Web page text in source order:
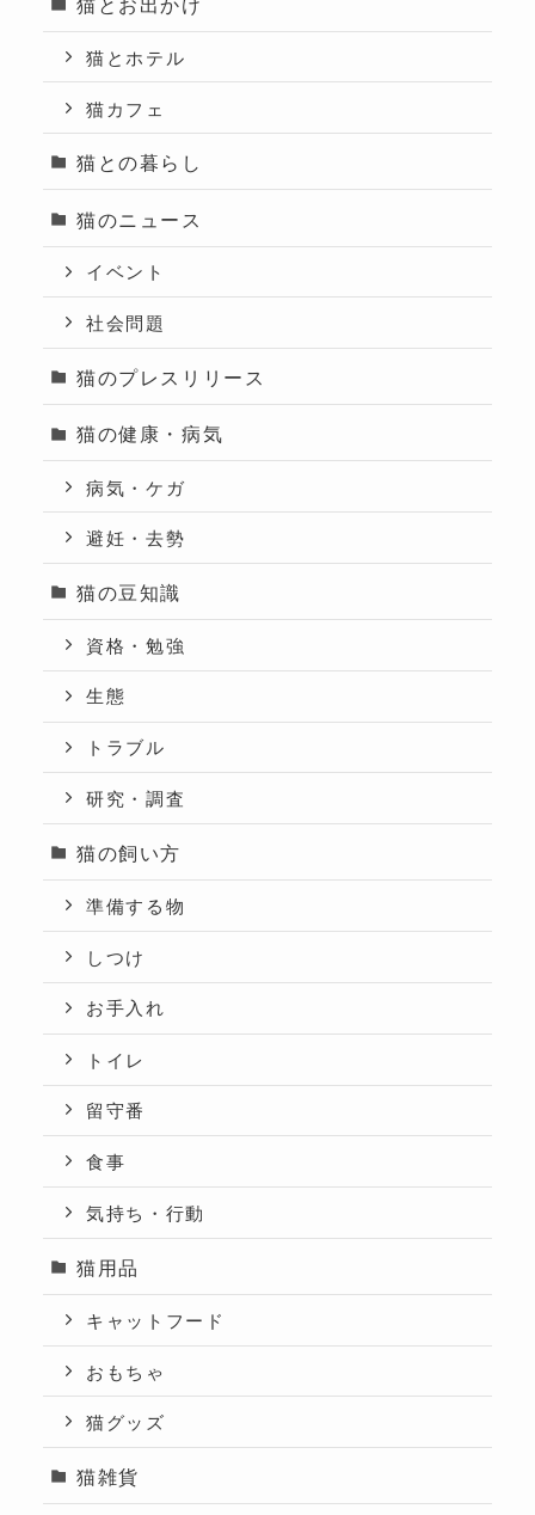
猫とホテル
猫カフェ
猫との暮らし
猫のニュース
イベント
社会問題
猫のプレスリリース
猫の健康・病気
病気・ケガ
避妊・去勢
猫の豆知識
資格・勉強
生態
トラブル
研究・調査
猫の飼い方
準備する物
しつけ
お手入れ
トイレ
留守番
食事
気持ち・行動
猫用品
キャットフード
おもちゃ
猫グッズ
猫雑貨